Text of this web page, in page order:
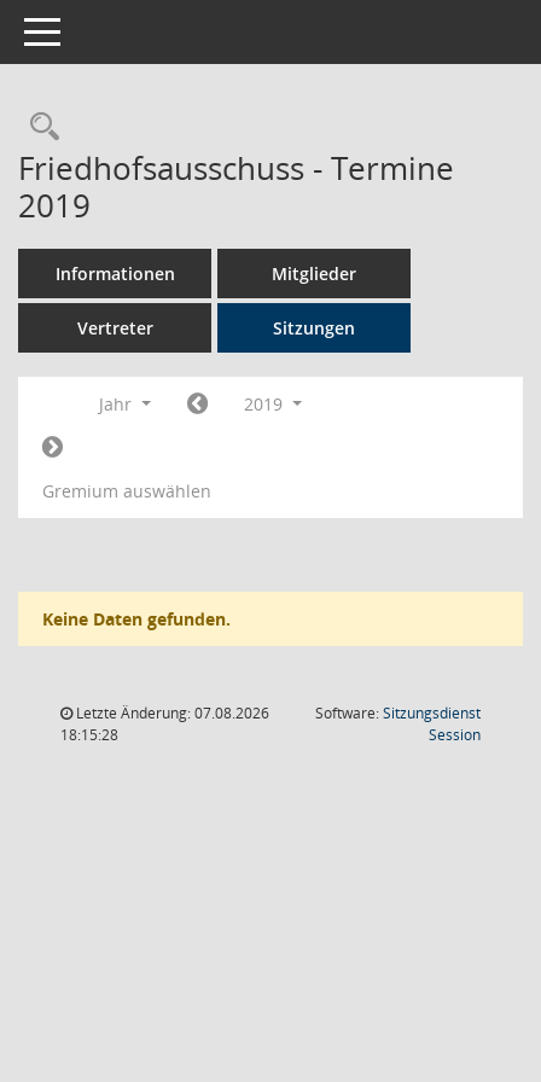
Toggle navigation
Rechercheauswahl
Friedhofsausschuss - Termine
2019
Informationen Mitglieder
Vertreter Sitzungen
Jahr 2019
Gremium auswählen
Keine Daten gefunden.
Letzte Änderung: 07.08.2026
18:15:28
Software:Sitzungsdienst
Session(Wird in